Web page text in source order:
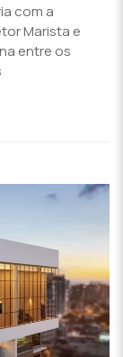
com a
Marista e
entre os